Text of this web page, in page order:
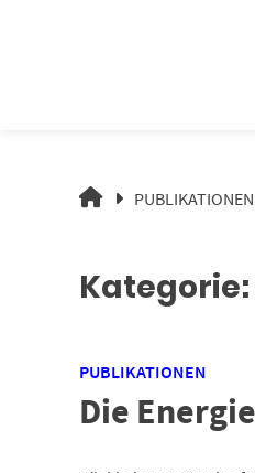
ZUKUNFT
PUBLIKATIONEN
Kategorie:
PUBLIKATIONEN
Die